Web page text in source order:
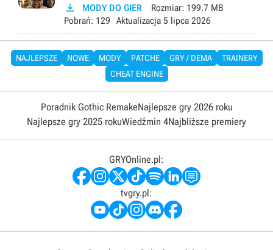
 MODY DO GIER Rozmiar: 199.7 MB
Pobrań: 129 Aktualizacja 5 lipca 2026
NAJLEPSZE NOWE MODY PATCHE GRY / DEMA
TRAINERY
CHEAT ENGINE
Poradnik Gothic RemakeNajlepsze gry 2026 roku
Najlepsze gry 2025 rokuWiedźmin 4Najbliższe premiery
GRYOnline.pl:
tvgry.pl: